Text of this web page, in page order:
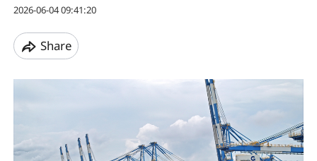
2026-06-04 09:41:20
Share